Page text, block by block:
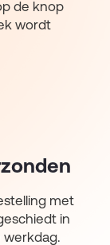
de knop
wordt
met
in
werkdag.